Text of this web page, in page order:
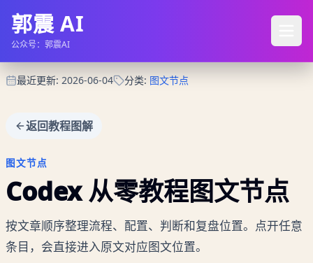
郭震 AI
公众号：郭震AI
最近更新: 2026-06-04 分类: 图文节点
返回教程图解
图文节点
Codex 从零教程图文节点
按文章顺序整理流程、配置、判断和复盘位置。点开任意
条目，会直接进入原文对应图文位置。